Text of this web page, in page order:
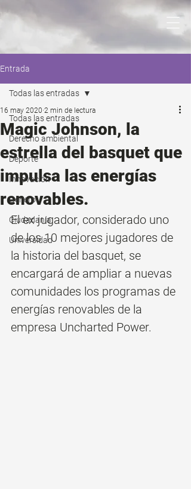
Entrada
Todas las entradas
Derecho ambiental
Deporte
Innovación
Genero
Ciudadanía
Universidad
Todas las entradas
Magic Johnson, la
estrella del basquet que
impulsa las energías
renovables.
16 may 2020 2 min de lectura
El ex jugador, considerado uno
de los 10 mejores jugadores de
la historia del basquet, se
encargará de ampliar a nuevas
comunidades los programas de
energías renovables de la
empresa Uncharted Power.